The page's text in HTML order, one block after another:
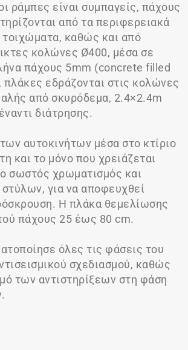
ράμπες είναι συμπαγείς, πάχους
από τα περιφερειακά
τοιχώματα, καθώς και από
κολώνες Ø400, μέσα σε
πάχους 5mm (concrete filled
εδράζονται στις κολώνες
από σκυρόδεμα, 2.4×2.4m
διάτρησης.
αυτοκινήτων μέσα στο κτίριο
και το μόνο που χρειάζεται
σωστός χρωματισμός και
για να αποφευχθεί
Η πλάκα θεμελίωσης
πάχους 25 έως 80 cm.
όλες τις φάσεις του
σχεδιασμού, καθώς
των αντιστηρίξεων στη φάση